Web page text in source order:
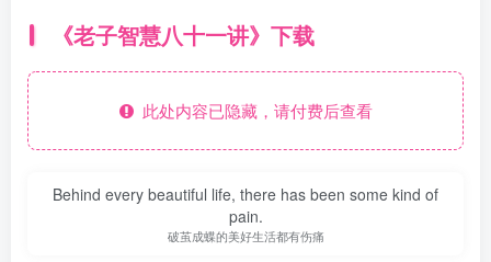
《老子智慧八十一讲》下载
此处内容已隐藏，请付费后查看
Behind every beautiful life, there has been some kind of
pain.
破茧成蝶的美好生活都有伤痛